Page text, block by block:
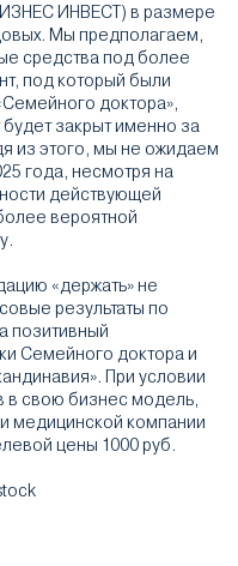
ИНВЕСТ) в размере
Мы предполагаем,
средства под более
под который были
доктора»,
закрыт именно за
из этого, мы не ожидаем
года, несмотря на
действующей
вероятной
«держать» не
результаты по
позитивный
Семейного доктора и
При условии
в свою бизнес модель,
медицинской компании
цены 1000 руб.